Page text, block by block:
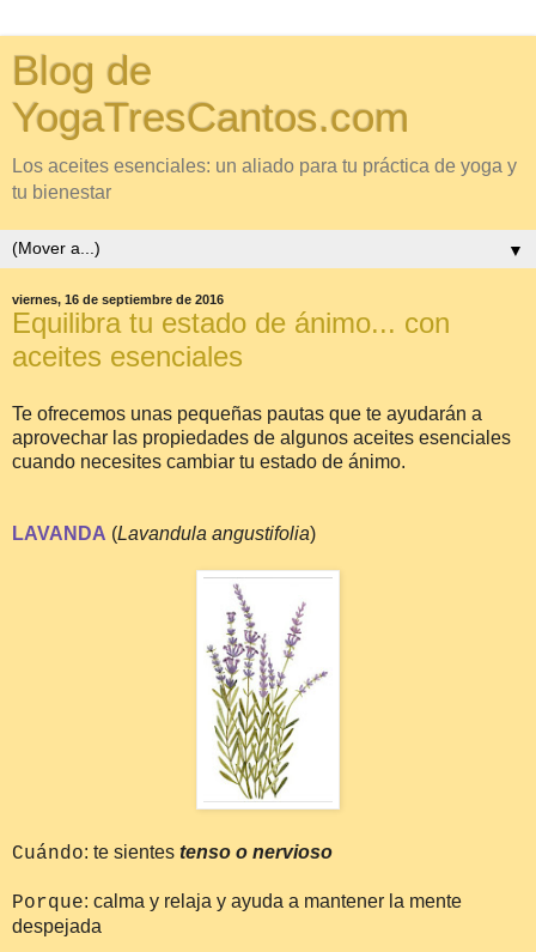
Blog de
YogaTresCantos.com
Los aceites esenciales: un aliado para tu práctica de yoga y
tu bienestar
▼
viernes, 16 de septiembre de 2016
Equilibra tu estado de ánimo... con
aceites esenciales
Te ofrecemos unas pequeñas pautas que te ayudarán a
aprovechar las propiedades de algunos aceites esenciales
cuando necesites cambiar tu estado de ánimo.
LAVANDA (Lavandula angustifolia)
Cuándo: te sientes tenso o nervioso
Porque: calma y relaja y ayuda a mantener la mente
despejada